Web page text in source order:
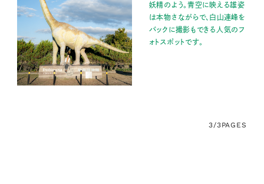
妖精のよう。青空に映える雄姿
は本物さながらで、白山連峰を
バックに撮影もできる人気のフ
ォトスポットです。
3/3PAGES